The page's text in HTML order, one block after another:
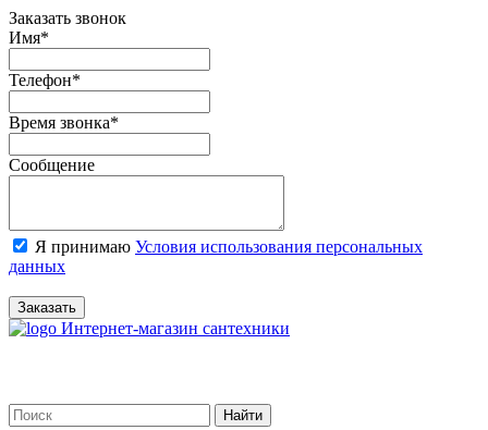
Заказать звонок
Имя*
Телефон*
Время звонка*
Сообщение
Я принимаю Условия использования персональных
данных
Заказать
Интернет-магазин сантехники